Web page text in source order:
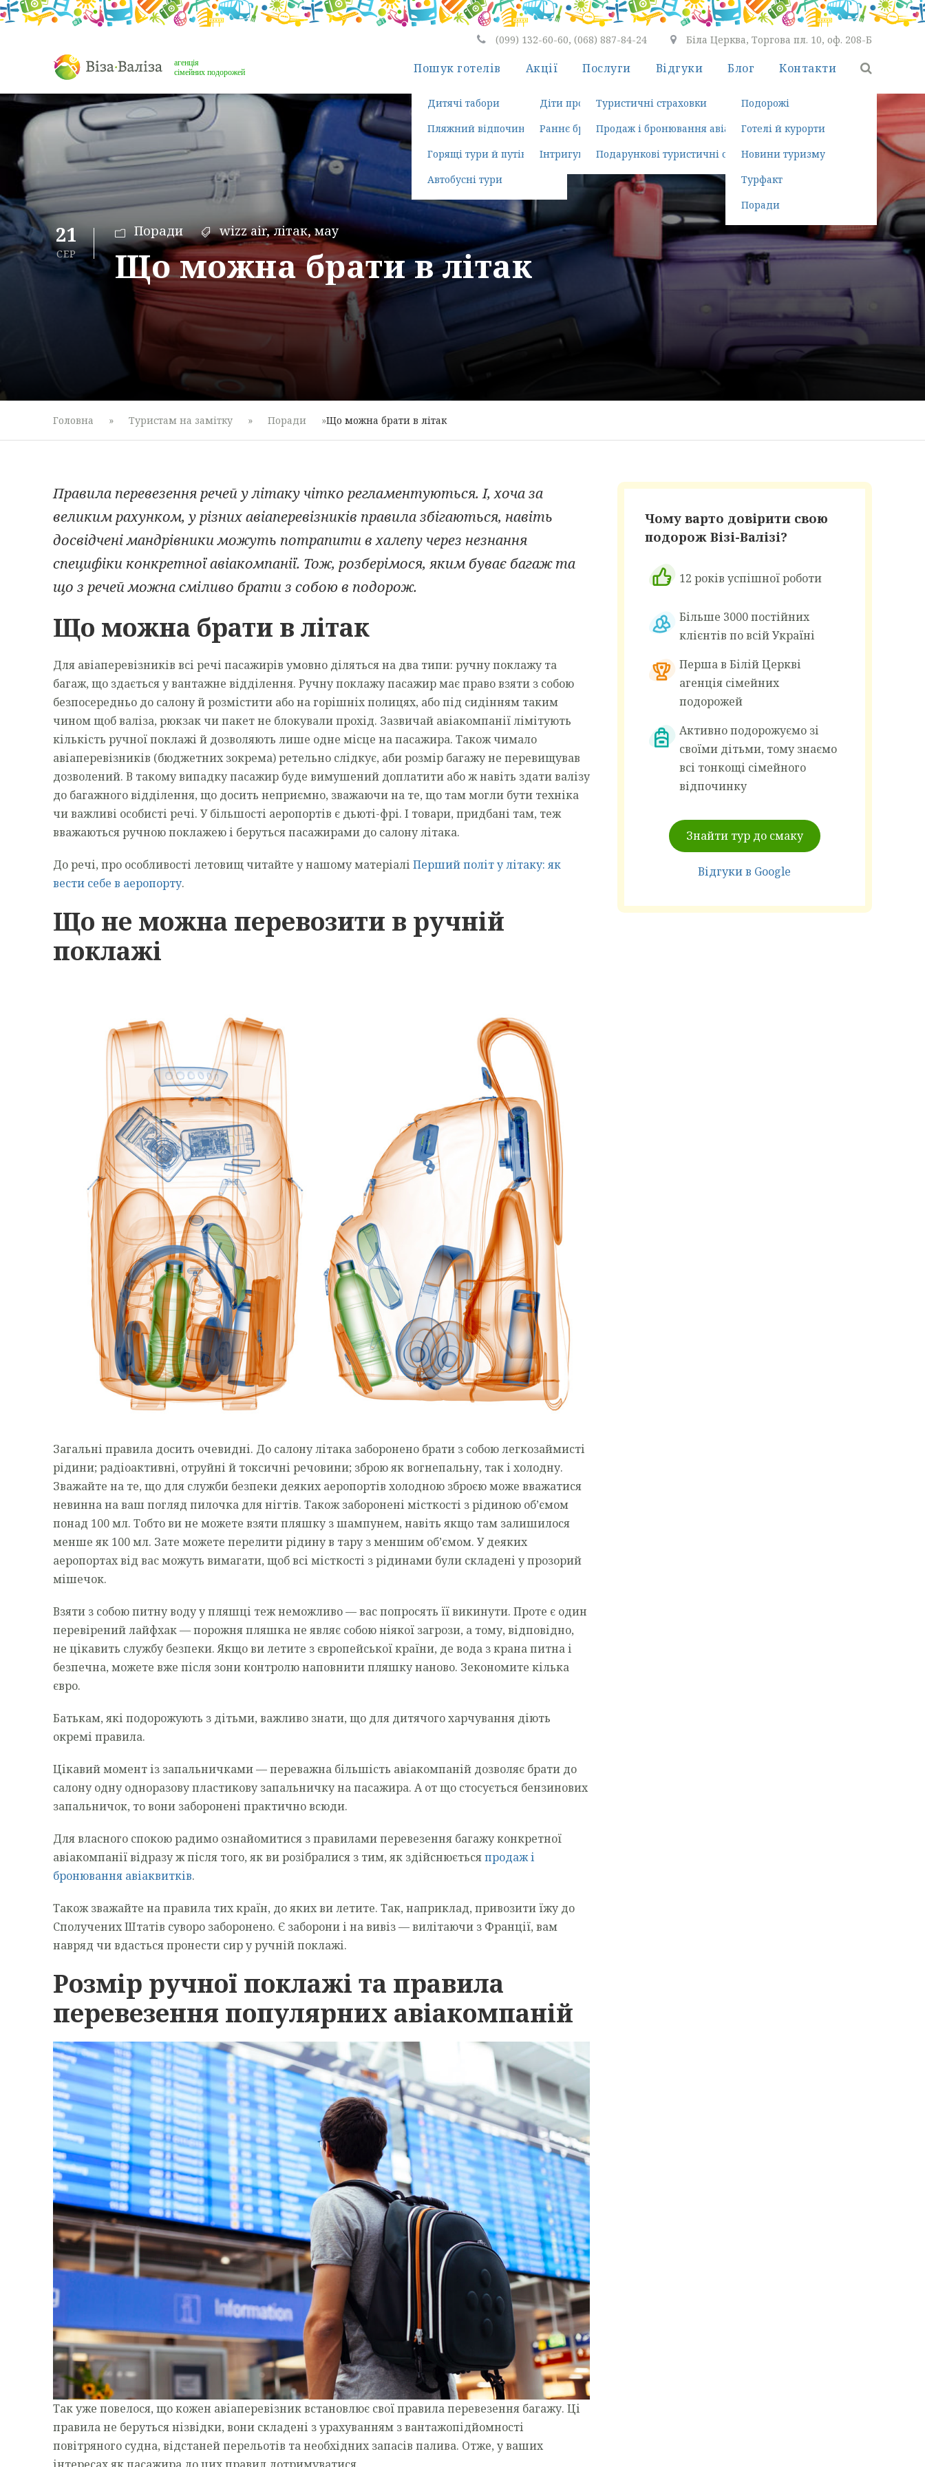
(099) 132-60-60, (068) 887-84-24 Біла Церква, Торгова пл. 10, оф. 208-Б
Пошук готелів
Дитячі табори
Пляжний відпочинок
Горящі тури й путівки
Автобусні тури
Акції
Діти проживають безкоштовно
Раннє бронювання турів
Інтригуюча поїздка
Послуги
Туристичні страховки
Продаж і бронювання авіаквитків
Подарункові туристичні сертифікати
Відгуки Блог
Подорожі
Готелі й курорти
Новини туризму
Турфакт
Поради
Контакти
21
СЕР
Поради wizz air, літак, мау
Що можна брати в літак
Головна » Туристам на замітку » Поради »Що можна брати в літак
Правила перевезення речей у літаку чітко регламентуються. І, хоча за
великим рахунком, у різних авіаперевізників правила збігаються, навіть
досвідчені мандрівники можуть потрапити в халепу через незнання
специфіки конкретної авіакомпанії. Тож, розберімося, яким буває багаж та
що з речей можна сміливо брати з собою в подорож.
Що можна брати в літак
Для авіаперевізників всі речі пасажирів умовно діляться на два типи: ручну поклажу та
багаж, що здається у вантажне відділення. Ручну поклажу пасажир має право взяти з собою
безпосередньо до салону й розмістити або на горішніх полицях, або під сидінням таким
чином щоб валіза, рюкзак чи пакет не блокували прохід. Зазвичай авіакомпанії лімітують
кількість ручної поклажі й дозволяють лише одне місце на пасажира. Також чимало
авіаперевізників (бюджетних зокрема) ретельно слідкує, аби розмір багажу не перевищував
дозволений. В такому випадку пасажир буде вимушений доплатити або ж навіть здати валізу
до багажного відділення, що досить неприємно, зважаючи на те, що там могли бути техніка
чи важливі особисті речі. У більшості аеропортів є дьюті-фрі. І товари, придбані там, теж
вважаються ручною поклажею і беруться пасажирами до салону літака.
До речі, про особливості летовищ читайте у нашому матеріалі Перший політ у літаку: як
вести себе в аеропорту.
Що не можна перевозити в ручній
поклажі
Загальні правила досить очевидні. До салону літака заборонено брати з собою легкозаймисті
рідини; радіоактивні, отруйні й токсичні речовини; зброю як вогнепальну, так і холодну.
Зважайте на те, що для служби безпеки деяких аеропортів холодною зброєю може вважатися
невинна на ваш погляд пилочка для нігтів. Також заборонені місткості з рідиною об’ємом
понад 100 мл. Тобто ви не можете взяти пляшку з шампунем, навіть якщо там залишилося
менше як 100 мл. Зате можете перелити рідину в тару з меншим об’ємом. У деяких
аеропортах від вас можуть вимагати, щоб всі місткості з рідинами були складені у прозорий
мішечок.
Взяти з собою питну воду у пляшці теж неможливо — вас попросять її викинути. Проте є один
перевірений лайфхак — порожня пляшка не являє собою ніякої загрози, а тому, відповідно,
не цікавить службу безпеки. Якщо ви летите з європейської країни, де вода з крана питна і
безпечна, можете вже після зони контролю наповнити пляшку наново. Зекономите кілька
євро.
Батькам, які подорожують з дітьми, важливо знати, що для дитячого харчування діють
окремі правила.
Цікавий момент із запальничками — переважна більшість авіакомпаній дозволяє брати до
салону одну одноразову пластикову запальничку на пасажира. А от що стосується бензинових
запальничок, то вони заборонені практично всюди.
Для власного спокою радимо ознайомитися з правилами перевезення багажу конкретної
авіакомпанії відразу ж після того, як ви розібралися з тим, як здійснюєтьсяпродаж і
бронювання авіаквитків.
Також зважайте на правила тих країн, до яких ви летите. Так, наприклад, привозити їжу до
Сполучених Штатів суворо заборонено. Є заборони і на вивіз — вилітаючи з Франції, вам
навряд чи вдасться пронести сир у ручній поклажі.
Розмір ручної поклажі та правила
перевезення популярних авіакомпаній
Так уже повелося, що кожен авіаперевізник встановлює свої правила перевезення багажу. Ці
правила не беруться нізвідки, вони складені з урахуванням з вантажопідйомності
повітряного судна, відстаней перельотів та необхідних запасів палива. Отже, у ваших
Чому варто довірити свою
подорож Візі-Валізі?
12 років успішної роботи
Більше 3000 постійних
клієнтів по всій Україні
Перша в Білій Церкві
агенція сімейних
подорожей
Активно подорожуємо зі
своїми дітьми, тому знаємо
всі тонкощі сімейного
відпочинку
Знайти тур до смаку
Відгуки в Google